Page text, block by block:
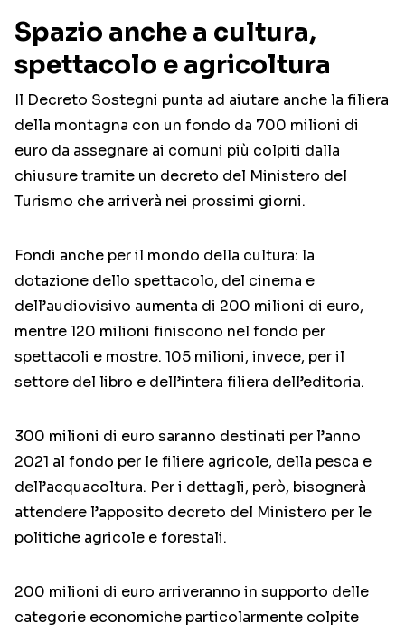
Spazio anche a cultura,
spettacolo e agricoltura
Il Decreto Sostegni punta ad aiutare anche la filiera
della montagna con un fondo da 700 milioni di
euro da assegnare ai comuni più colpiti dalla
chiusure tramite un decreto del Ministero del
Turismo che arriverà nei prossimi giorni.
Fondi anche per il mondo della cultura: la
dotazione dello spettacolo, del cinema e
dell’audiovisivo aumenta di 200 milioni di euro,
mentre 120 milioni finiscono nel fondo per
spettacoli e mostre. 105 milioni, invece, per il
settore del libro e dell’intera filiera dell’editoria.
300 milioni di euro saranno destinati per l’anno
2021 al fondo per le filiere agricole, della pesca e
dell’acquacoltura. Per i dettagli, però, bisognerà
attendere l’apposito decreto del Ministero per le
politiche agricole e forestali.
200 milioni di euro arriveranno in supporto delle
categorie economiche particolarmente colpite